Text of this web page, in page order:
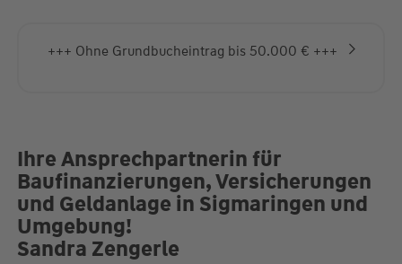
+++ Ohne Grundbucheintrag bis 50.000 € +++
Ihre Ansprechpartnerin für
Baufinanzierungen, Versicherungen
und Geldanlage in Sigmaringen und
Umgebung!
Sandra Zengerle